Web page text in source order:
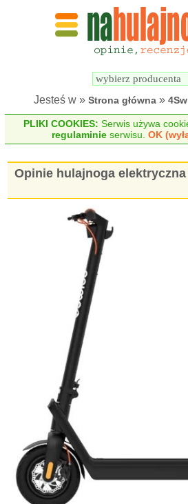
Jesteś w » Strona główna »
PLIKI COOKIES: Serwis używa
regulaminie serwisu.OK
Opinie hulajnoga